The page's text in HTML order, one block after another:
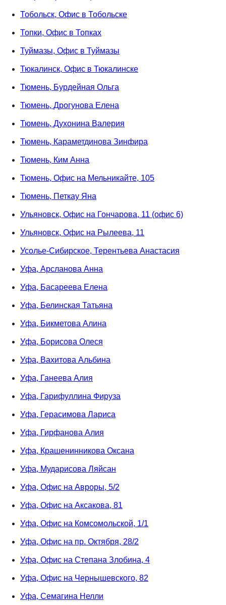
Тобольск, Офис в Тобольске
Топки, Офис в Топках
Туймазы, Офис в Туймазы
Тюкалинск, Офис в Тюкалинске
Тюмень, Бурдейная Ольга
Тюмень, Дрогунова Елена
Тюмень, Духонина Валерия
Тюмень, Караметдинова Зинфира
Тюмень, Ким Анна
Тюмень, Офис на Мельникайте, 105
Тюмень, Петкау Яна
Ульяновск, Офис на Гончарова, 11 (офис 6)
Ульяновск, Офис на Рылеева, 11
Усолье-Сибирское, Терентьева Анастасия
Уфа, Арсланова Анна
Уфа, Басареева Елена
Уфа, Белинская Татьяна
Уфа, Бикметова Алина
Уфа, Борисова Олеся
Уфа, Вахитова Альбина
Уфа, Ганеева Алия
Уфа, Гарифуллина Фируза
Уфа, Герасимова Лариса
Уфа, Гирфанова Алия
Уфа, Крашенинникова Оксана
Уфа, Мударисова Ляйсан
Уфа, Офис на Авроры, 5/2
Уфа, Офис на Аксакова, 81
Уфа, Офис на Комсомольской, 1/1
Уфа, Офис на пр. Октября, 28/2
Уфа, Офис на Степана Злобина, 4
Уфа, Офис на Чернышевского, 82
Уфа, Семагина Нелли